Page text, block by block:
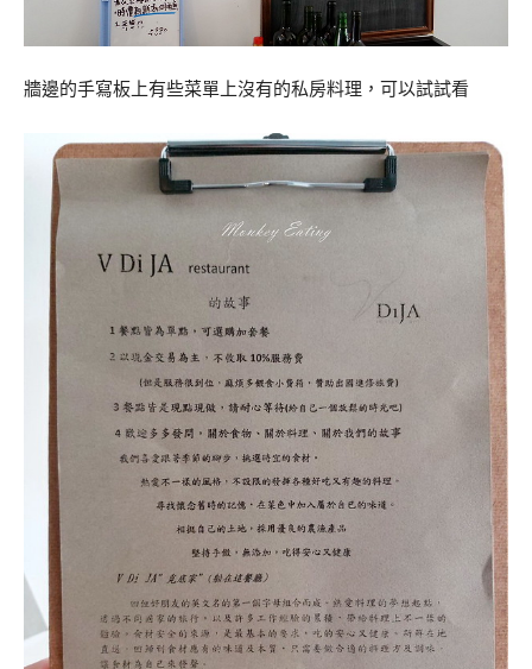
牆邊的手寫板上有些菜單上沒有的私房料理，可以試試看